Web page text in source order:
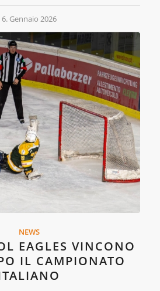
6. Gennaio 2026
NEWS
EAGLES VINCONO
IL CAMPIONATO